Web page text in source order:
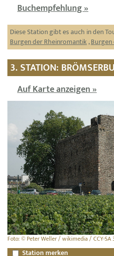
Buchempfehlung »
Diese Station gibt es auch in den
Burgen der Rheinromantik,
3. STATION:
Auf Karte anzeigen »
Foto: © Peter Weller / wikimedia / CCY-SA
Station merken